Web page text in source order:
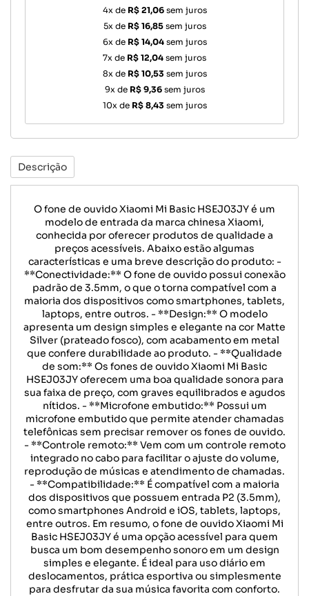
4x de R$ 21,06sem juros
5x de R$ 16,85sem juros
6x de R$ 14,04sem juros
7x de R$ 12,04 sem juros
8x de R$ 10,53 sem juros
9x de R$ 9,36sem juros
10x de R$ 8,43 sem juros
Descrição
O fone de ouvido Xiaomi Mi Basic HSEJ03JY é um
modelo de entrada da marca chinesa Xiaomi,
conhecida por oferecer produtos de qualidade a
preços acessíveis. Abaixo estão algumas
características e uma breve descrição do produto: -
**Conectividade:** O fone de ouvido possui conexão
padrão de 3.5mm, o que o torna compatível com a
maioria dos dispositivos como smartphones, tablets,
laptops, entre outros. - **Design:** O modelo
apresenta um design simples e elegante na cor Matte
Silver (prateado fosco), com acabamento em metal
que confere durabilidade ao produto. - **Qualidade
de som:** Os fones de ouvido Xiaomi Mi Basic
HSEJ03JY oferecem uma boa qualidade sonora para
sua faixa de preço, com graves equilibrados e agudos
nítidos. - **Microfone embutido:** Possui um
microfone embutido que permite atender chamadas
telefônicas sem precisar remover os fones de ouvido.
- **Controle remoto:** Vem com um controle remoto
integrado no cabo para facilitar o ajuste do volume,
reprodução de músicas e atendimento de chamadas.
- **Compatibilidade:** É compatível com a maioria
dos dispositivos que possuem entrada P2 (3.5mm),
como smartphones Android e iOS, tablets, laptops,
entre outros. Em resumo, o fone de ouvido Xiaomi Mi
Basic HSEJ03JY é uma opção acessível para quem
busca um bom desempenho sonoro em um design
simples e elegante. É ideal para uso diário em
deslocamentos, prática esportiva ou simplesmente
para desfrutar da sua música favorita com conforto.